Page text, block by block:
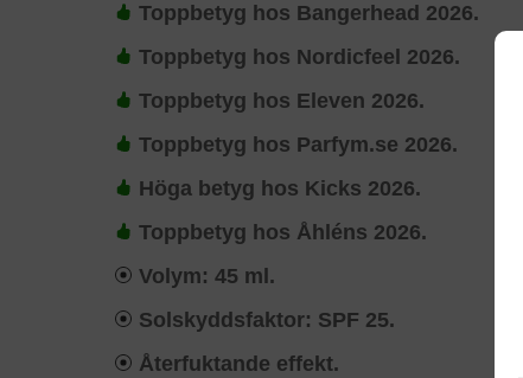
Toppbetyg hos Bangerhead 2026.
Toppbetyg hos Nordicfeel 2026.
Toppbetyg hos Eleven 2026.
Toppbetyg hos Parfym.se 2026.
Höga betyg hos Kicks 2026.
Toppbetyg hos Åhléns 2026.
Volym: 45 ml.
Solskyddsfaktor: SPF 25.
Återfuktande effekt.